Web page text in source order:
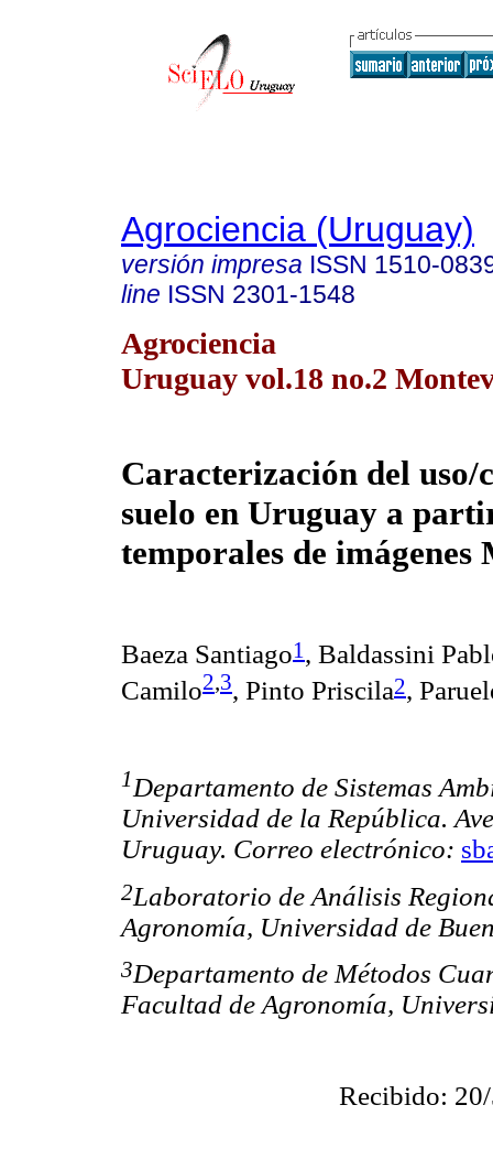
Agrociencia (Uruguay)
versión impresa ISSN 1510-
line ISSN 2301-1548
Agrociencia
Uruguay vol.18 no.2
Caracterización del uso/
suelo en Uruguay a
temporales de imágenes
Baeza Santiago1 , Baldassini
Camilo2,3, Pinto Priscila2,
1Departamento de Sistemas
Universidad de la República.
Uruguay. Correo electrónico:
2Laboratorio de Análisis
Agronomía, Universidad de
3Departamento de Métodos
Facultad de Agronomía,
Recibido: